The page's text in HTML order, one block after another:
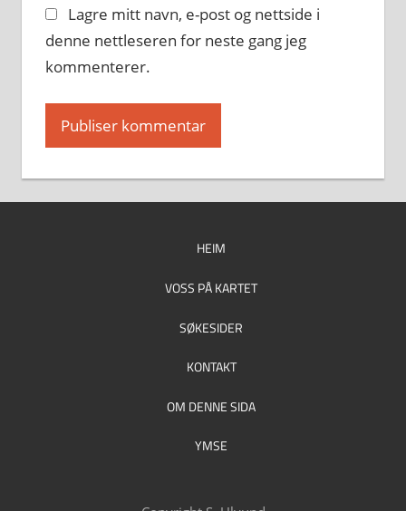
Lagre mitt navn, e-post og nettside i
denne nettleseren for neste gang jeg
kommenterer.
HEIM
VOSS PÅ KARTET
SØKESIDER
KONTAKT
OM DENNE SIDA
YMSE